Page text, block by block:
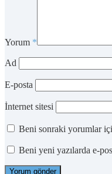
Yorum *
Ad
E-posta
İnternet sitesi
Beni sonraki yorumlar
Beni yeni yazılarda e-